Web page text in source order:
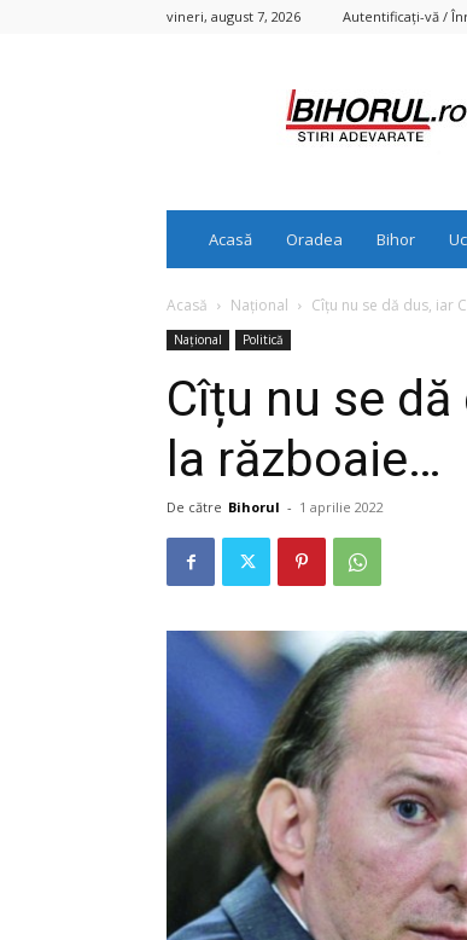
vineri, august 7, 2026 Autentificați-vă /
Acasă Oradea Bihor
Acasă Național Cîțu nu se dă dus, iar
Național Politică
Cîțu nu se
la războaie…
De către Bihorul - 1 aprilie 2022